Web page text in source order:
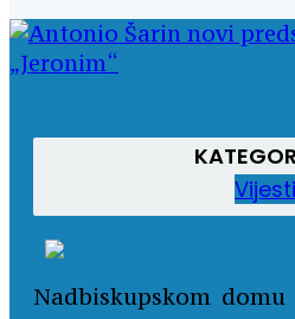
Vijesti
Nadbiskupskom